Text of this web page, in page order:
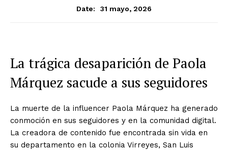
Date:
31 mayo, 2026
La trágica desaparición de Paola
Márquez sacude a sus seguidores
La muerte de la influencer Paola Márquez ha generado
conmoción en sus seguidores y en la comunidad digital.
La creadora de contenido fue encontrada sin vida en
su departamento en la colonia Virreyes, San Luis